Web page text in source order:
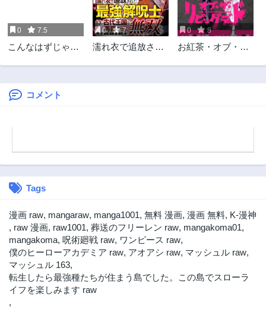
第30.1話
1年前
第29.4話
1年前
第29.3話
1年前
第29.2話 第29.1話
第28.3話
第26.3話
第26.1話
2年前
第25.3話
2年前
第25.2話
2年前
第25.1話
第25話
2年前
第24.3話
0 7.5
こんなはずじゃな
自由気ままに暮ら
したい～
0 7
濡れ衣で追放され
させて無双する〜
0 8
お紅茶・オブ・
コメント
Tags
漫画 raw, mangaraw, manga1001, 無料 漫画, 漫画 無料, K-漫神
, raw 漫画, raw1001, 葬送のフリーレン raw, mangakoma01,
mangakoma, 呪術廻戦 raw, ワンピース raw,
僕のヒーローアカデミア raw, アオアシ raw, マッシュル raw,
マッシュル 163,
転生したら最強種たちが住まう島でした。この島でスローラ
イフを楽しみます raw
,